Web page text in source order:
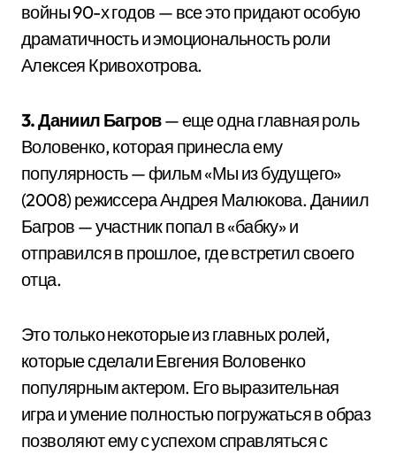
войны 90-х годов — все это придают особую
драматичность и эмоциональность роли
Алексея Кривохотрова.
3. Даниил Багров— еще одна главная роль
Воловенко, которая принесла ему
популярность — фильм «Мы из будущего»
(2008) режиссера Андрея Малюкова. Даниил
Багров — участник попал в «бабку» и
отправился в прошлое, где встретил своего
отца.
Это только некоторые из главных ролей,
которые сделали Евгения Воловенко
популярным актером. Его выразительная
игра и умение полностью погружаться в образ
позволяют ему с успехом справляться с